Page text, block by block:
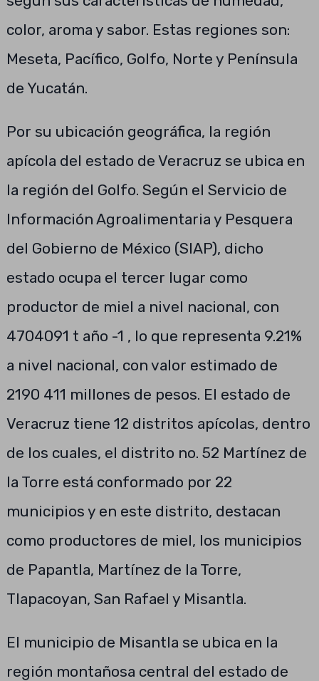
color, aroma y sabor. Estas regiones son:
Meseta, Pacífico, Golfo, Norte y Península
de Yucatán.
Por su ubicación geográfica, la región
apícola del estado de Veracruz se ubica en
la región del Golfo. Según el Servicio de
Información Agroalimentaria y Pesquera
del Gobierno de México (SIAP), dicho
estado ocupa el tercer lugar como
productor de miel a nivel nacional, con
4704091 t año -1 , lo que representa 9.21%
a nivel nacional, con valor estimado de
2190 411 millones de pesos. El estado de
Veracruz tiene 12 distritos apícolas, dentro
de los cuales, el distrito no. 52 Martínez de
la Torre está conformado por 22
municipios y en este distrito, destacan
como productores de miel, los municipios
de Papantla, Martínez de la Torre,
Tlapacoyan, San Rafael y Misantla.
El municipio de Misantla se ubica en la
región montañosa central del estado de